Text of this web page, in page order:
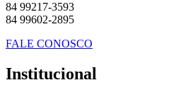
84 99217-3593
84 99602-2895
FALE CONOSCO
Institucional